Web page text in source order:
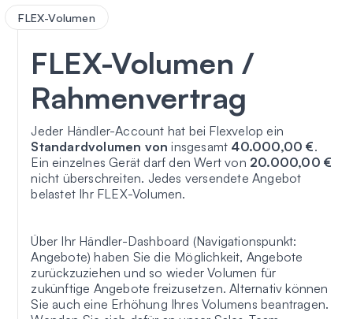
FLEX-Volumen
FLEX-Volumen /
Rahmenvertrag
Jeder Händler-Account hat bei Flexvelop ein
Standardvolumen voninsgesamt 40.000,00 €.
Ein einzelnes Gerät darf den Wert von 20.000,00 €
nicht überschreiten. Jedes versendete Angebot
belastet Ihr FLEX-Volumen.
Über Ihr Händler-Dashboard (Navigationspunkt:
Angebote) haben Sie die Möglichkeit, Angebote
zurückzuziehen und so wieder Volumen für
zukünftige Angebote freizusetzen. Alternativ können
Sie auch eine Erhöhung Ihres Volumens beantragen.